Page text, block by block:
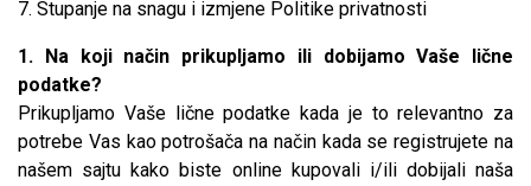
7. Stupanje na snagu i izmjene Politike privatnosti
1. Na koji način prikupljamo ili dobijamo Vaše lične
podatke?
Prikupljamo Vaše lične podatke kada je to relevantno za
potrebe Vas kao potrošača na način kada se registrujete na
našem sajtu kako biste online kupovali i/ili dobijali naša